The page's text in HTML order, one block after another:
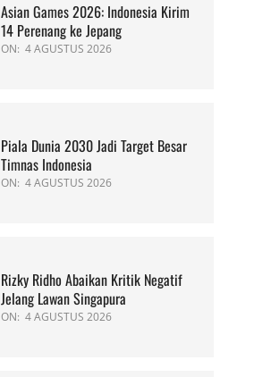
Asian Games 2026: Indonesia Kirim
14 Perenang ke Jepang
ON: 4 AGUSTUS 2026
Piala Dunia 2030 Jadi Target Besar
Timnas Indonesia
ON: 4 AGUSTUS 2026
Rizky Ridho Abaikan Kritik Negatif
Jelang Lawan Singapura
ON: 4 AGUSTUS 2026